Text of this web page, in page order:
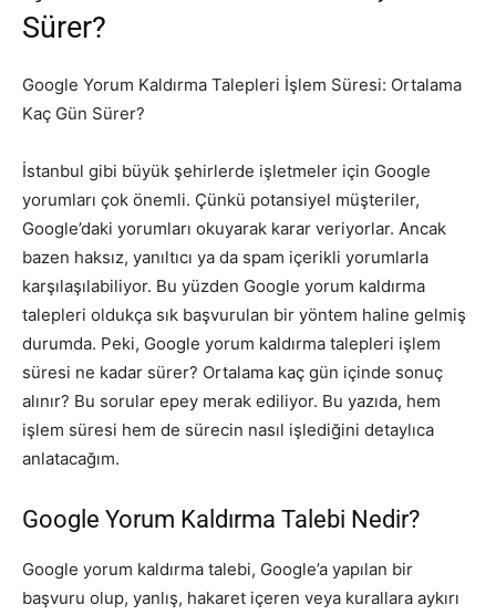
Sürer?
Google Yorum Kaldırma Talepleri İşlem Süresi: Ortalama
Kaç Gün Sürer?
İstanbul gibi büyük şehirlerde işletmeler için Google
yorumları çok önemli. Çünkü potansiyel müşteriler,
Google’daki yorumları okuyarak karar veriyorlar. Ancak
bazen haksız, yanıltıcı ya da spam içerikli yorumlarla
karşılaşılabiliyor. Bu yüzden Google yorum kaldırma
talepleri oldukça sık başvurulan bir yöntem haline gelmiş
durumda. Peki, Google yorum kaldırma talepleri işlem
süresi ne kadar sürer? Ortalama kaç gün içinde sonuç
alınır? Bu sorular epey merak ediliyor. Bu yazıda, hem
işlem süresi hem de sürecin nasıl işlediğini detaylıca
anlatacağım.
Google Yorum Kaldırma Talebi Nedir?
Google yorum kaldırma talebi, Google’a yapılan bir
başvuru olup, yanlış, hakaret içeren veya kurallara aykırı